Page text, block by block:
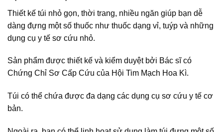
Thiết kế túi nhỏ gọn, thời trang, nhiều ngăn giúp bạn dễ
dàng đựng một số thuốc như thuốc dạng vỉ, tuýp và những
dụng cụ y tế sơ cứu nhỏ.
Sản phẩm được thiết kế và kiểm duyệt bởi Bác sĩ có
Chứng Chỉ Sơ Cấp Cứu của Hội Tim Mạch Hoa Kì.
Túi có thể chứa được đa dạng các dụng cụ sơ cứu y tế cơ
bản.